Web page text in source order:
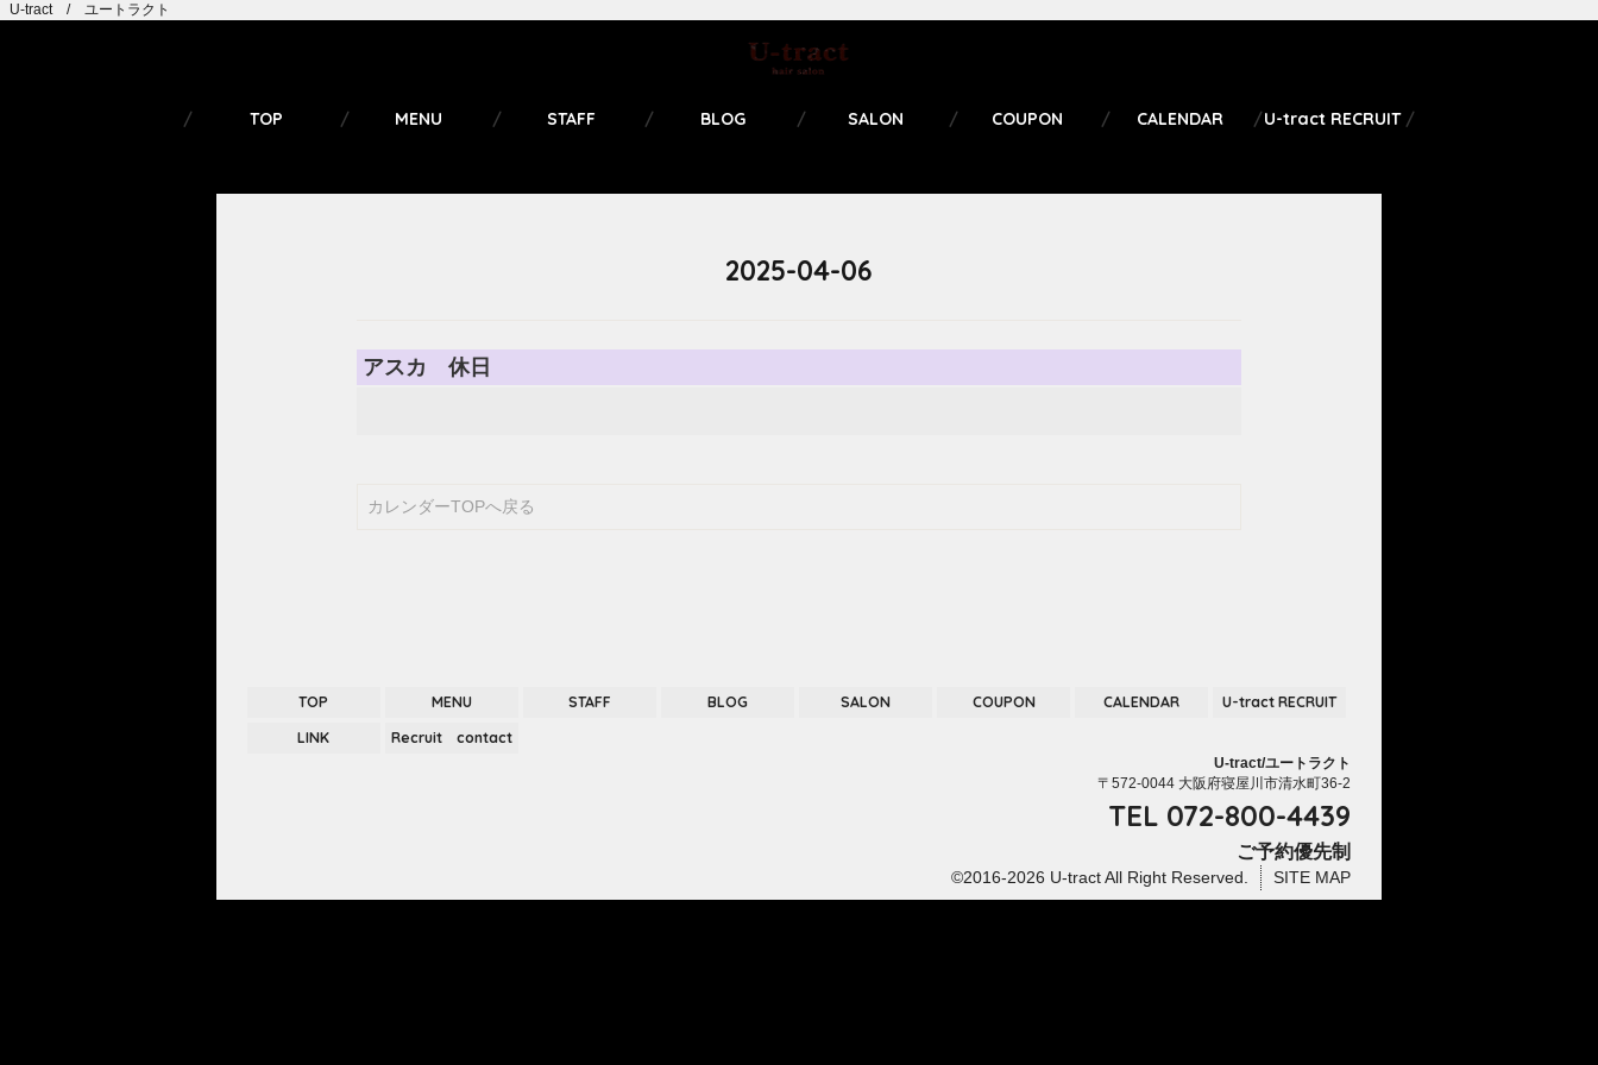
U-tract / ユートラクト
TOP MENU STAFF BLOG SALON COUPON CALENDAR U-tract RECRUIT
2025-04-06
アスカ 休日
カレンダーTOPへ戻る
TOP MENU STAFF BLOG SALON COUPON CALENDAR
U-tract RECRUIT
LINK
Recruit contact
U-tract/ユートラクト
〒572-0044 大阪府寝屋川市清水町36-2
TEL 072-800-4439
ご予約優先制
SITE MAP
©2016-2026 U-tractAll Right Reserved.